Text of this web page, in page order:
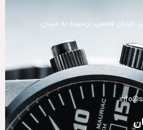
خیابان فاطمی، نرسیده به میدان